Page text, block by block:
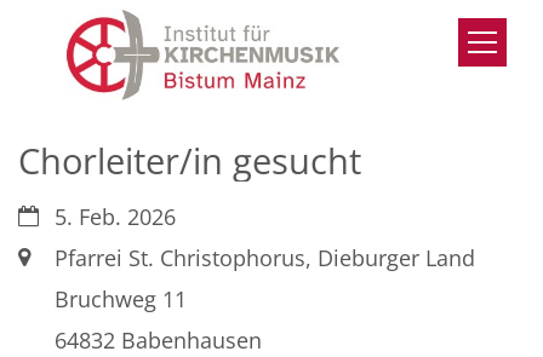
Zum Inhalt springen
Chorleiter/in gesucht
Datum:5. Feb. 2026
Ort: Pfarrei St. Christophorus, Dieburger Land
Bruchweg 11
64832 Babenhausen